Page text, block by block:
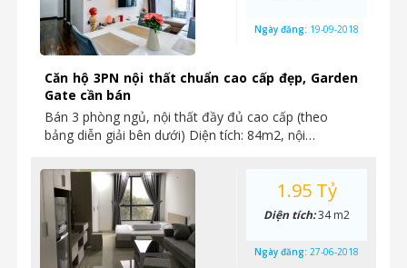
Căn hộ 3PN nội thất chuẩn cao cấp đẹp, Garden
Gate cần bán
Bán 3 phòng ngủ, nội thất đầy đủ cao cấp (theo
bảng diễn giải bên dưới) Diện tích: 84m2, nội…
Ngày đăng: 19-09-2018
1.95 Tỷ
Diện tích:34 m2
Ngày đăng: 27-06-2018